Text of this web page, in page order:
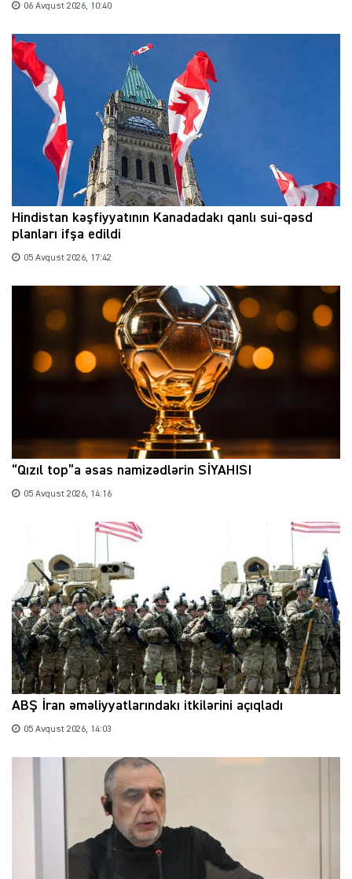
06 Avqust 2026, 10:40
Hindistan kəşfiyyatının Kanadadakı qanlı sui-qəsd
planları ifşa edildi
05 Avqust 2026, 17:42
“Qızıl top”a əsas namizədlərin SİYAHISI
05 Avqust 2026, 14:16
ABŞ İran əməliyyatlarındakı itkilərini açıqladı
05 Avqust 2026, 14:03